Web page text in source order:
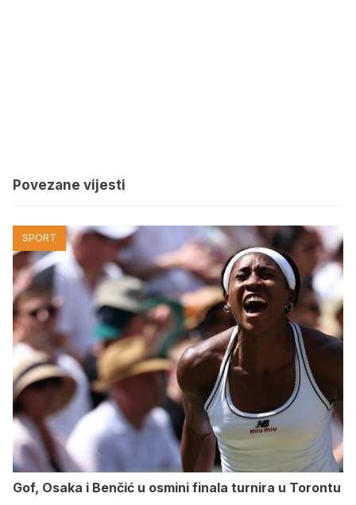
Povezane vijesti
SPORT
Gof, Osaka i Benčić u osmini finala turnira u Torontu